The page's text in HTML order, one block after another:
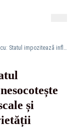
Analiză Daniel Udrescu: Statul impozitează inflația. Statul nesocotește justa așezare a sarcinilor fiscale și necesitatea protecției proprietății
și